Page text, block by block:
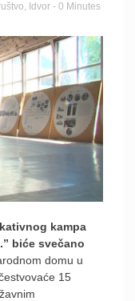
, Idvor - 0 Minutes
kampa
biće svečano
domu u
15